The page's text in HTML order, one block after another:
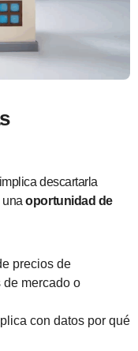
descartarla
unaoportunidad de
precios de
de mercado o
con datos por qué